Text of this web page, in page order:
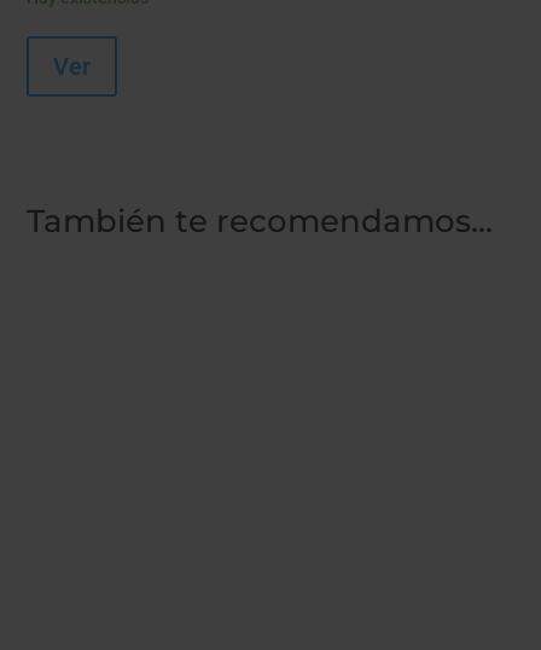
Ver
También te recomendamos…